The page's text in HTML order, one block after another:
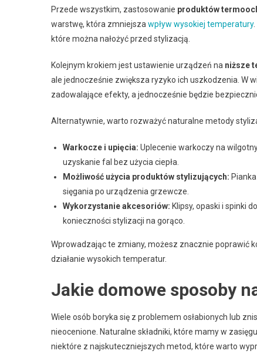
Przede wszystkim, zastosowanie produktów
warstwę, która zmniejsza wpływ wysokiej temperatury
które można nałożyć przed stylizacją.
Kolejnym krokiem jest ustawienie urządzeń na niższe
ale jednocześnie zwiększa ryzyko ich uszkodzenia. W
zadowalające efekty, a jednocześnie będzie
Alternatywnie, warto rozważyć naturalne metody
Warkocze i upięcia: Uplecenie warkoczy na
uzyskanie fal bez użycia ciepła.
Możliwość użycia produktów stylizujących:
sięgania po urządzenia grzewcze.
Wykorzystanie akcesoriów: Klipsy, opaski i spinki
konieczności stylizacji na gorąco.
Wprowadzając te zmiany, możesz znacznie poprawić
działanie wysokich temperatur.
Jakie domowe sposoby
Wiele osób boryka się z problemem osłabionych lub
nieocenione. Naturalne składniki, które mamy w
niektóre z najskuteczniejszych metod, które warto